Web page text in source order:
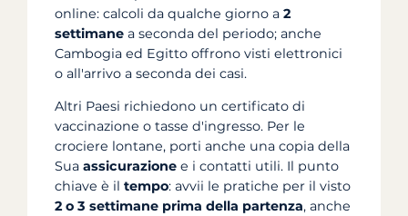
online: calcoli da qualche giorno a 2
settimane a seconda del periodo; anche
Cambogia ed Egitto offrono visti elettronici
o all'arrivo a seconda dei casi.
Altri Paesi richiedono un certificato di
vaccinazione o tasse d'ingresso. Per le
crociere lontane, porti anche una copia della
Sua assicurazione e i contatti utili. Il punto
chiave è il tempo: avvii le pratiche per il visto
2 o 3 settimane prima della partenza, anche